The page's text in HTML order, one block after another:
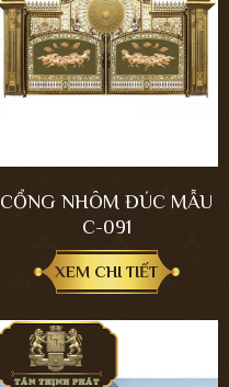
CỔNG NHÔM ĐÚC MẪU
C-091
XEM CHI TIẾT